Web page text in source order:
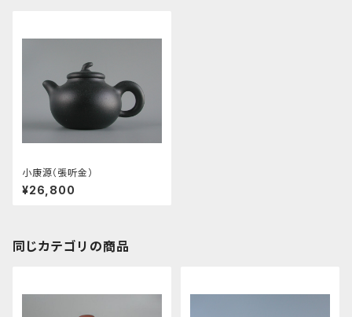
小康源（張听金）
¥26,800
同じカテゴリの商品